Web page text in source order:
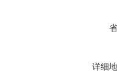
详细